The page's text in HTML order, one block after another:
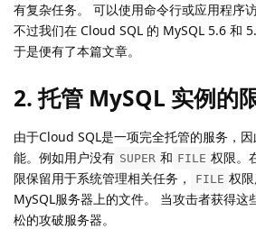
有复杂任务。 可以使用命令行或应用程序
不过我们在 Cloud SQL 的 MySQL 5.6 和
于是便有了本篇文章。
2. 托管 MySQL 实例的
由于Cloud SQL是一项完全托管的服务，
能。例如用户没有 SUPER 和 FILE 权限。
限保留用于系统管理相关任务，
FILE 权
MySQL服务器上的文件。 当攻击者获得这
松的攻破服务器。